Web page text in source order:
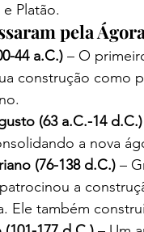
Platão.
pela
44 a.C.) – O
construção como
(63 a.C.-14 d.C.)
a nova
(76-138 d.C.) –
a
Ele também